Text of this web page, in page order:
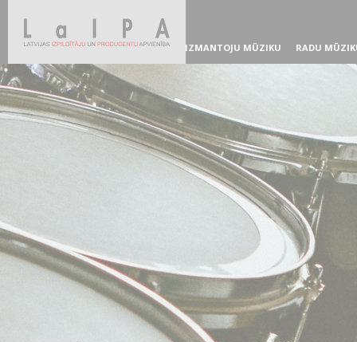
IZMANTOJU MŪZIKU RADU